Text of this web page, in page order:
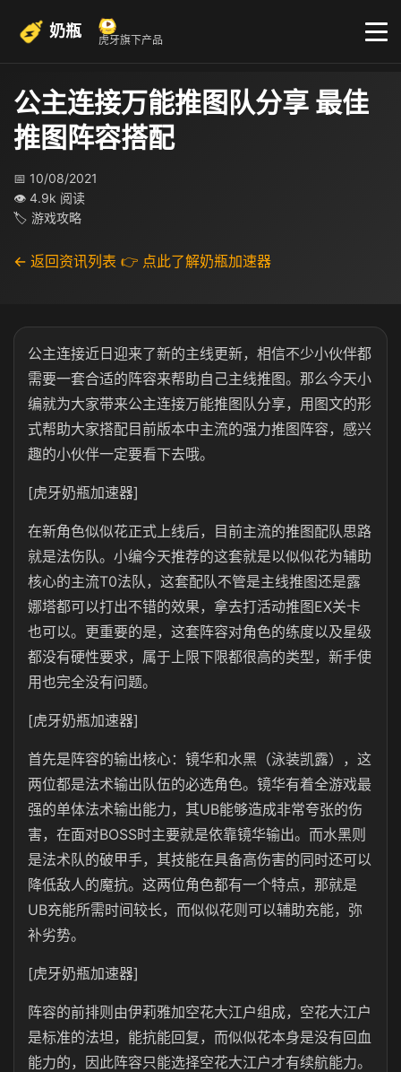
奶瓶 虎牙旗下产品
公主连接万能推图队分享 最佳
推图阵容搭配
📅 10/08/2021
👁 4.9k 阅读
🏷 游戏攻略
← 返回资讯列表 👉 点此了解奶瓶加速器
公主连接近日迎来了新的主线更新，相信不少小伙伴都
需要一套合适的阵容来帮助自己主线推图。那么今天小
编就为大家带来公主连接万能推图队分享，用图文的形
式帮助大家搭配目前版本中主流的强力推图阵容，感兴
趣的小伙伴一定要看下去哦。
[虎牙奶瓶加速器]
在新角色似似花正式上线后，目前主流的推图配队思路
就是法伤队。小编今天推荐的这套就是以似似花为辅助
核心的主流T0法队，这套配队不管是主线推图还是露
娜塔都可以打出不错的效果，拿去打活动推图EX关卡
也可以。更重要的是，这套阵容对角色的练度以及星级
都没有硬性要求，属于上限下限都很高的类型，新手使
用也完全没有问题。
[虎牙奶瓶加速器]
首先是阵容的输出核心：镜华和水黑（泳装凯露），这
两位都是法术输出队伍的必选角色。镜华有着全游戏最
强的单体法术输出能力，其UB能够造成非常夸张的伤
害，在面对BOSS时主要就是依靠镜华输出。而水黑则
是法术队的破甲手，其技能在具备高伤害的同时还可以
降低敌人的魔抗。这两位角色都有一个特点，那就是
UB充能所需时间较长，而似似花则可以辅助充能，弥
补劣势。
[虎牙奶瓶加速器]
阵容的前排则由伊莉雅加空花大江户组成，空花大江户
是标准的法坦，能抗能回复，而似似花本身是没有回血
能力的，因此阵容只能选择空花大江户才有续航能力。